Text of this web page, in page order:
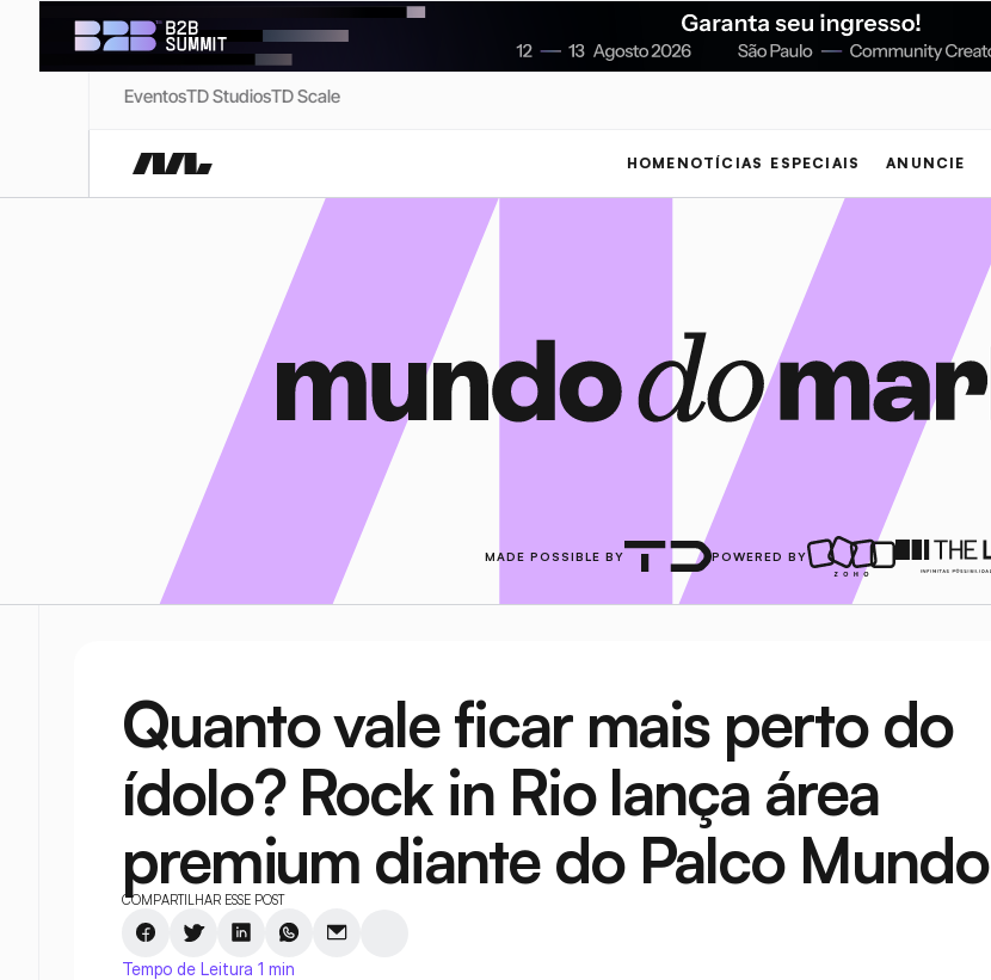
EventosTD StudiosTD Scale
HOME NOTÍCIAS ESPECIAIS ANUNCIE
MADE POSSIBLE BY POWERED BY
Quanto vale ficar mais perto do
ídolo? Rock in Rio lança área
premium diante do Palco Mundo
COMPARTILHAR ESSE POST
Tempo de Leitura 1 min